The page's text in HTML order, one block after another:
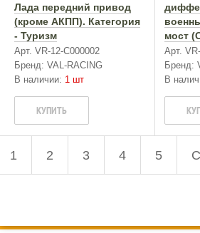
Лада передний привод
(кроме АКПП). Категория
- Туризм
Арт. VR-12-C000002
Бренд: VAL-RACING
В наличии: 1 шт
КУПИТЬ
мост
Арт.
Бренд:
В
1 2 3 4 5